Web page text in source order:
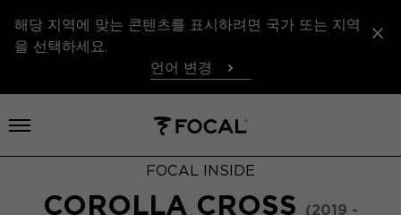
해당 지역에 맞는 콘텐츠를 표시하려면 국가 또는 지역
을 선택하세요.
언어 변경
메뉴 열기
FOCAL INSIDE
COROLLA CROSS
(2019 -